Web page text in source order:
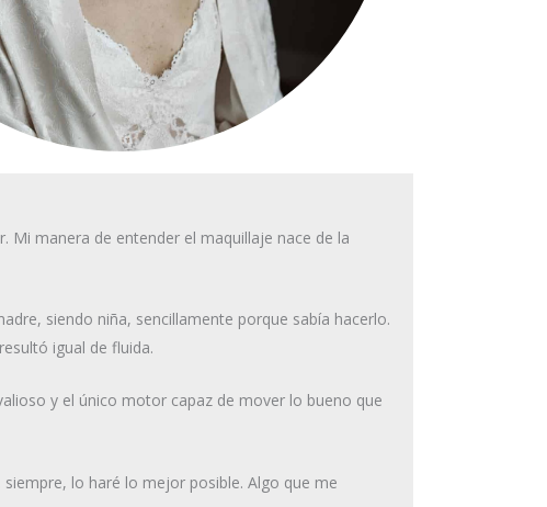
manera de entender el maquillaje nace de la
siendo niña, sencillamente porque sabía hacerlo.
igual de fluida.
y el único motor capaz de mover lo bueno que
lo haré lo mejor posible. Algo que me